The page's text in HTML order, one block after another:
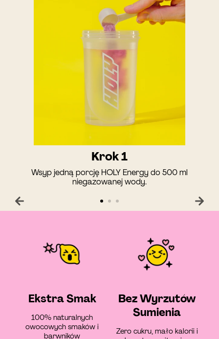
Krok 1
Wsyp jedną porcję HOLY Energy do 500 ml
niegazowanej wody.
Ekstra Smak
100% naturalnych
owocowych smaków i
barwników
Bez Wyrzutów
Sumienia
Zero cukru, mało kalorii i